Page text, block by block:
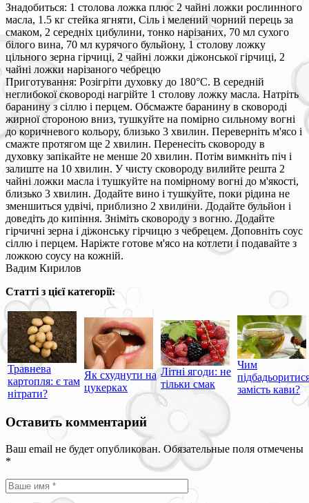
Знадобиться: 1 столова ложка плюс 2 чайні ложки рослинного
масла, 1.5 кг стейка ягняти, Сіль і мелений чорний перець за
смаком, 2 середніх цибулини, тонко нарізаних, 70 мл сухого
білого вина, 70 мл курячого бульйону, 1 столову ложку
цільного зерна гірчиці, 2 чайні ложки діжонської гірчиці, 2
чайні ложки нарізаного чебрецю
Приготування: Розігріти духовку до 180°С. В середній
неглибокої сковороді нагрійте 1 столову ложку масла. Натріть
баранину з сіллю і перцем. Обсмажте баранину в сковороді
жирної стороною вниз, тушкуйте на помірно сильному вогні
до коричневого кольору, близько 3 хвилин. Переверніть м'ясо і
смажте протягом ще 2 хвилин. Перенесіть сковороду в
духовку запікайте не менше 20 хвилин. Потім вимкніть піч і
залиште на 10 хвилин. У чисту сковороду вилийте решта 2
чайні ложки масла і тушкуйте на помірному вогні до м'якості,
близько 3 хвилин. Додайте вино і тушкуйте, поки рідина не
зменшиться удвічі, приблизно 2 хвилини. Додайте бульйон і
доведіть до кипіння. Зніміть сковороду з вогню. Додайте
гірчичні зерна і діжонську гірчицю з чебрецем. Доповніть соус
сіллю і перцем. Наріжте готове м'ясо на котлети і подавайте з
ложкою соусу на кожній.
Вадим Кирилов
Статті з цієї категорії:
Травнева
картопля: є там
нітрати?
Як схуднути на
цукерках
Літні ягоди: не
тільки смак
Чим
замість кави?
Оставить комментарий
Ваш email не будет опубликован. Обязательные поля отмечены
*